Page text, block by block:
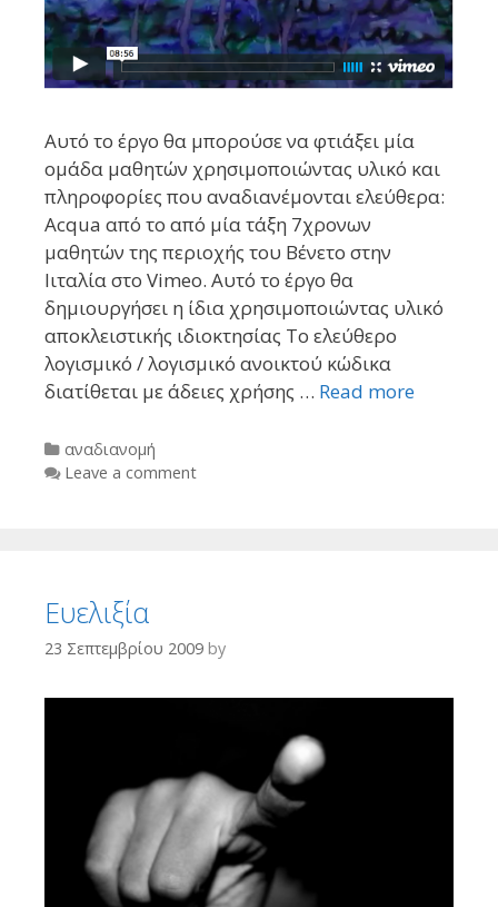
Αυτό το έργο θα μπορούσε να φτιάξει μία
ομάδα μαθητών χρησιμοποιώντας υλικό και
πληροφορίες που αναδιανέμονται ελεύθερα:
Acqua από το από μία τάξη 7χρονων
μαθητών της περιοχής του Βένετο στην
Ιιταλία στο Vimeo. Αυτό το έργο θα
δημιουργήσει η ίδια χρησιμοποιώντας υλικό
αποκλειστικής ιδιοκτησίας Το ελεύθερο
λογισμικό / λογισμικό ανοικτού κώδικα
διατίθεται με άδειες χρήσης … Read more
Categories
αναδιανομή
Leave a comment
Ευελιξία
23 Σεπτεμβρίου 2009 by